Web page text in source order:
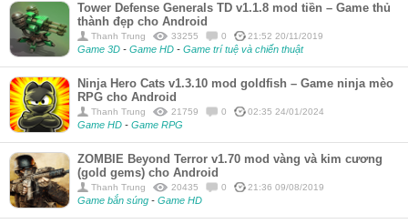
Tower Defense Generals TD v1.1.8 mod tiền – Game thủ
thành đẹp cho Android
Thanh Trung 33255 0 21:52 20/11/2019
Game 3D - Game HD - Game trí tuệ và chiến thuật
Ninja Hero Cats v1.3.10 mod goldfish – Game ninja mèo
RPG cho Android
Thanh Trung 21759 0 02:35 24/01/2024
Game HD - Game RPG
ZOMBIE Beyond Terror v1.70 mod vàng và kim cương
(gold gems) cho Android
Thanh Trung 20435 0 21:36 09/08/2019
Game bắn súng - Game HD